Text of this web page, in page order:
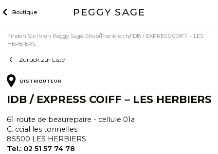
Inhalt
Boutique
Zurück zur Liste
Finden Sie Ihren Peggy Sage-Shop Frankreich IDB / EXPRESS COIFF – LES
HERBIERS
DISTRIBUTEUR
IDB / EXPRESS COIFF – LES HERBIERS
61 route de beaurepaire - cellule 01a
C. ccial les tonnelles
85500 LES HERBIERS
Tel.: 02 51 57 74 78